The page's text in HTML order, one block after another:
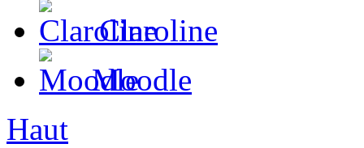
Claroline
Moodle
Haut